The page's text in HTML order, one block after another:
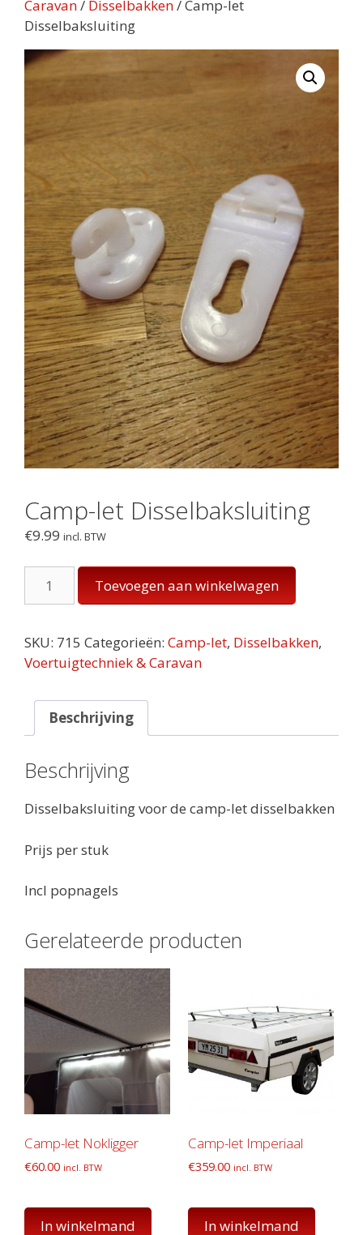
Caravan/ Disselbakken/ Camp-let
Disselbaksluiting
Camp-let Disselbaksluiting
€9.99 incl. BTW
aantal
Toevoegen aan winkelwagen
SKU: 715 Categorieën: Camp-let, Disselbakken,
Voertuigtechniek & Caravan
Beschrijving
Beschrijving
Disselbaksluiting voor de camp-let disselbakken
Prijs per stuk
Incl popnagels
Gerelateerde producten
Camp-let Nokligger
€60.00 incl. BTW
In winkelmand
Camp-let Imperiaal
€359.00 incl. BTW
In winkelmand